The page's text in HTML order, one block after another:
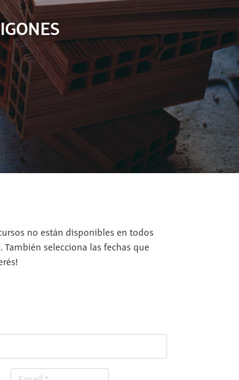
no están disponibles en todos
selecciona las fechas que